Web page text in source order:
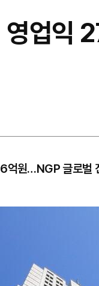
영업익
원…NGP 글로벌